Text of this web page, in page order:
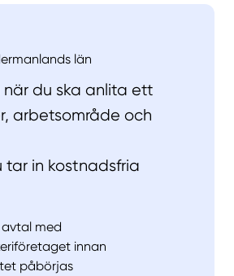
län
du ska anlita ett
arbetsområde och
tar in kostnadsfria
avtal med
innan
påbörjas